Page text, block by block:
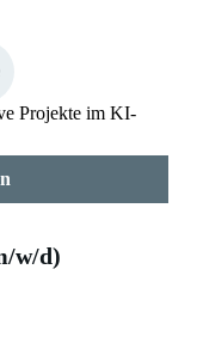
Projekte im KI-
w/d)